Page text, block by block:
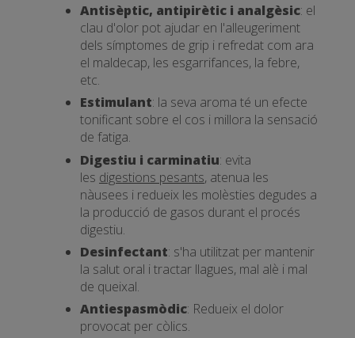
Antisèptic, antipirètic i analgèsic: el
clau d'olor pot ajudar en l'alleugeriment
dels símptomes de grip i refredat com ara
el maldecap, les esgarrifances, la febre,
etc.
Estimulant: la seva aroma té un efecte
tonificant sobre el cos i millora la sensació
de fatiga.
Digestiu i carminatiu: evita
les digestions pesants, atenua les
nàusees i redueix les molèsties degudes a
la producció de gasos durant el procés
digestiu.
Desinfectant: s'ha utilitzat per mantenir
la salut oral i tractar llagues, mal alè i mal
de queixal.
Antiespasmòdic: Redueix el dolor
provocat per còlics.